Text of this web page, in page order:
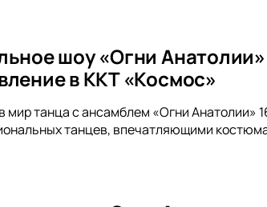
шоу «Огни
в ККТ «Космос»
мир танца с ансамблем «Огни Анатолии»
танцев, впечатляющими